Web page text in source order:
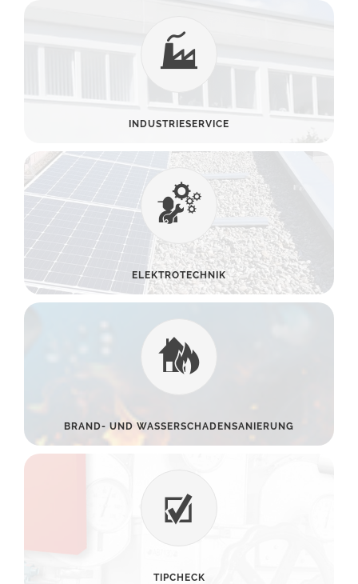
INDUSTRIESERVICE
ELEKTROTECHNIK
BRAND- UND WASSERSCHADENSANIERUNG
TIPCHECK